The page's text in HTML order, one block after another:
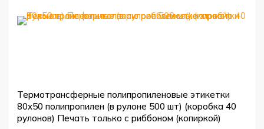
Термотрансферные полипропиленовые этикетки
80x50 полипропилен (в рулоне 500 шт) (коробка 40
рулонов) Печать только с риббоном (копиркой)